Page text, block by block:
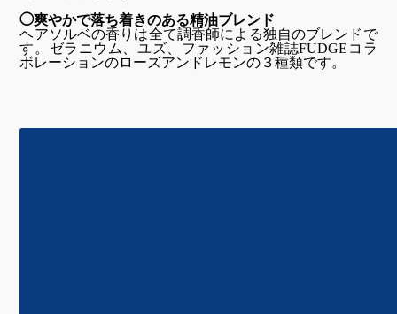
◯爽やかで落ち着きのある精油ブレンド
ヘアソルベの香りは全て調香師による独自のブレンドで
す。ゼラニウム、ユズ、ファッション雑誌FUDGEコラ
ボレーションのローズアンドレモンの３種類です。